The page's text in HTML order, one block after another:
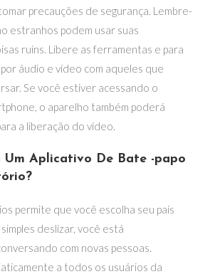
precauções de segurança. Lembre-
estranhos podem usar suas
ruins. Libere as ferramentas e para
áudio e vídeo com aqueles que
Se você estiver acessando o
o aparelho também poderá
a liberação do vídeo.
Um Aplicativo De Bate -papo
permite que você escolha seu país
deslizar, você está
com novas pessoas.
a todos os usuários da